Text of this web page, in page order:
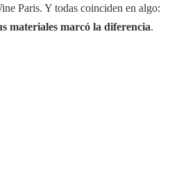
Paris. Y todas coinciden en algo:
materiales marcó la diferencia.